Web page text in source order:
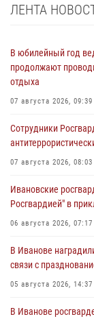
ЛЕНТА
В юбилейный год
продолжают
отдыха
07 августа 2026, 09:39
Сотрудники
07 августа 2026, 08:03
Ивановские
Росгвардией" в
06 августа 2026, 07:17
В Иванове
связи с
05 августа 2026, 14:37
В Иванове